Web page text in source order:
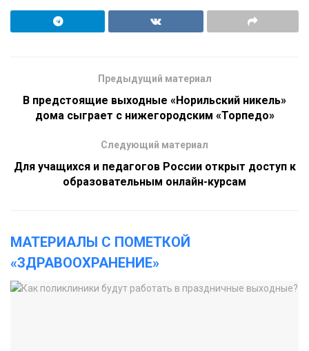
Предыдущий материал
В предстоящие выходные «Норильский никель»
дома сыграет с нижегородским «Торпедо»
Следующий материал
Для учащихся и педагогов России открыт доступ к
образовательным онлайн-курсам
МАТЕРИАЛЫ С ПОМЕТКОЙ
«ЗДРАВООХРАНЕНИЕ»